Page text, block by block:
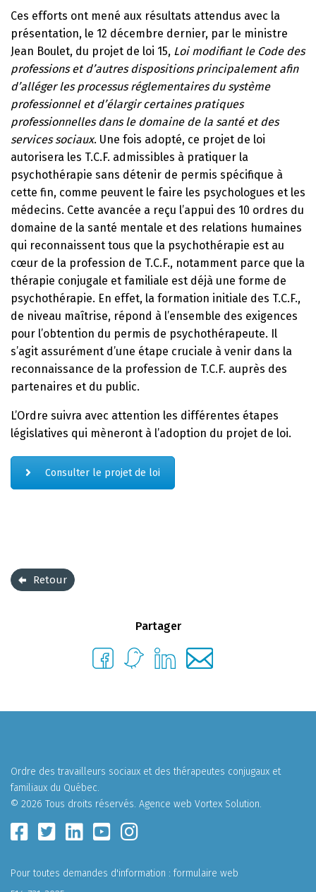
Ces efforts ont mené aux résultats attendus avec la
présentation, le 12 décembre dernier, par le ministre
Jean Boulet, du projet de loi 15, Loi modifiant le Code des
professions et d’autres dispositions principalement afin
d’alléger les processus réglementaires du système
professionnel et d’élargir certaines pratiques
professionnelles dans le domaine de la santé et des
services sociaux. Une fois adopté, ce projet de loi
autorisera les T.C.F. admissibles à pratiquer la
psychothérapie sans détenir de permis spécifique à
cette fin, comme peuvent le faire les psychologues et les
médecins. Cette avancée a reçu l’appui des 10 ordres du
domaine de la santé mentale et des relations humaines
qui reconnaissent tous que la psychothérapie est au
cœur de la profession de T.C.F., notamment parce que la
thérapie conjugale et familiale est déjà une forme de
psychothérapie. En effet, la formation initiale des T.C.F.,
de niveau maîtrise, répond à l’ensemble des exigences
pour l’obtention du permis de psychothérapeute. Il
s’agit assurément d’une étape cruciale à venir dans la
reconnaissance de la profession de T.C.F. auprès des
partenaires et du public.
L’Ordre suivra avec attention les différentes étapes
législatives qui mèneront à l’adoption du projet de loi.
Consulter le projet de loi
Retour
Partager
Ordre des travailleurs sociaux et des thérapeutes conjugaux et
familiaux du Québec.
© 2026 Tous droits réservés. Agence web Vortex Solution.
Pour toutes demandes d'information :formulaire web